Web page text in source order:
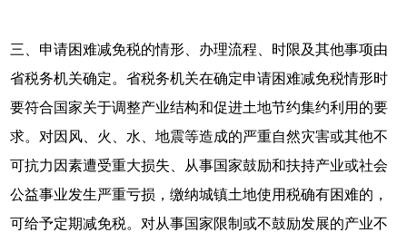
三、申请困难减免税的情形、办理流程、时限及其他事项由
省税务机关确定。省税务机关在确定申请困难减免税情形时
要符合国家关于调整产业结构和促进土地节约集约利用的要
求。对因风、火、水、地震等造成的严重自然灾害或其他不
可抗力因素遭受重大损失、从事国家鼓励和扶持产业或社会
公益事业发生严重亏损，缴纳城镇土地使用税确有困难的，
可给予定期减免税。对从事国家限制或不鼓励发展的产业不